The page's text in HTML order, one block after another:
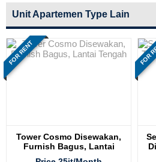
Unit Apartemen Type Lain
FOR RENT
Tower Cosmo Disewakan,
Furnish Bagus, Lantai
FOR